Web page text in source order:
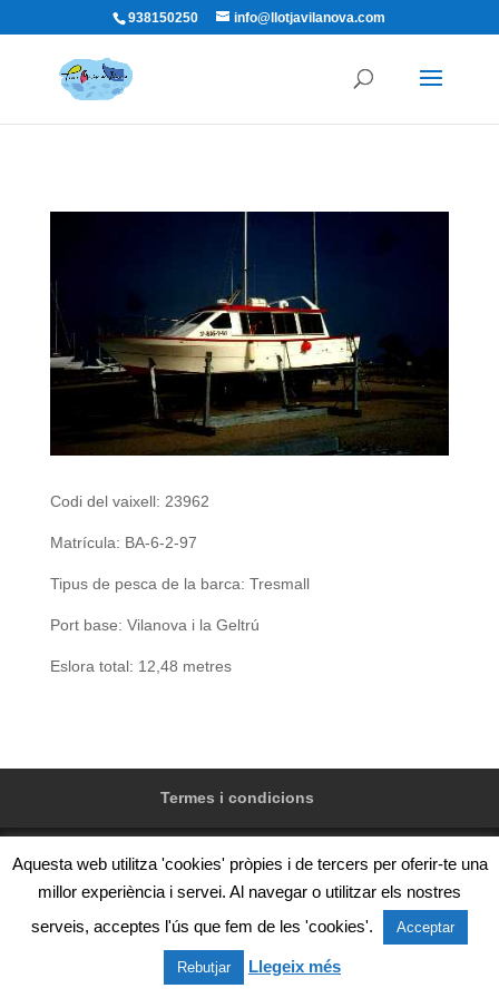
938150250 info@llotjavilanova.com
Codi del vaixell: 23962
Matrícula: BA-6-2-97
Tipus de pesca de la barca: Tresmall
Port base: Vilanova i la Geltrú
Eslora total: 12,48 metres
Termes i condicions
@Confraria de pescadors de Vilanova i la Geltrú, Zona
de servei del port s/n, 08800 Vilanova i la Geltrú.
Telèfon: +34 93 815 02 50
Aquesta web utilitza 'cookies' pròpies i de tercers per oferir-te una
millor experiència i servei. Al navegar o utilitzar els nostres
serveis, acceptes l'ús que fem de les 'cookies'.
Acceptar
Rebutjar Llegeix més